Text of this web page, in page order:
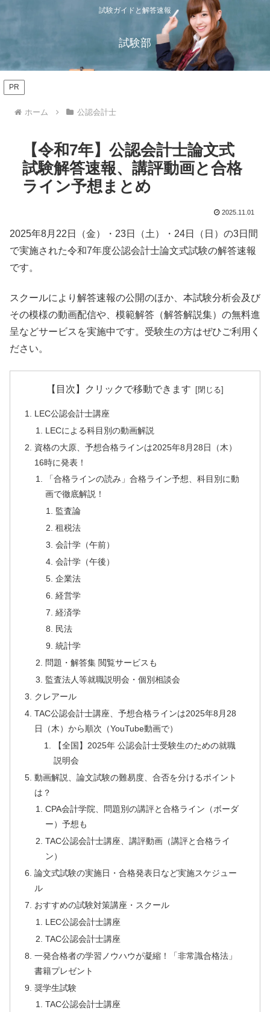
試験ガイドと解答速報
試験部
PR
ホーム 公認会計士
【令和7年】公認会計士論文式
試験解答速報、講評動画と合格
ライン予想まとめ
2025.11.01
2025年8月22日（金）・23日（土）・24日（日）の3日間
で実施された令和7年度公認会計士論文式試験の解答速報
です。
スクールにより解答速報の公開のほか、本試験分析会及び
その模様の動画配信や、模範解答（解答解説集）の無料進
呈などサービスを実施中です。受験生の方はぜひご利用く
ださい。
【目次】クリックで移動できます
LEC公認会計士講座
LECによる科目別の動画解説
資格の大原、予想合格ラインは2025年8月28日（木）
16時に発表！
「合格ラインの読み」合格ライン予想、科目別に動
画で徹底解説！
監査論
租税法
会計学（午前）
会計学（午後）
企業法
経営学
経済学
民法
統計学
問題・解答集 閲覧サービスも
監査法人等就職説明会・個別相談会
クレアール
TAC公認会計士講座、予想合格ラインは2025年8月28
日（木）から順次（YouTube動画で）
【全国】2025年 公認会計士受験生のための就職
説明会
動画解説、論文試験の難易度、合否を分けるポイント
は？
CPA会計学院、問題別の講評と合格ライン（ボーダ
ー）予想も
TAC公認会計士講座、講評動画（講評と合格ライ
ン）
論文式試験の実施日・合格発表日など実施スケジュー
ル
おすすめの試験対策講座・スクール
LEC公認会計士講座
TAC公認会計士講座
一発合格者の学習ノウハウが凝縮！「非常識合格法」
書籍プレゼント
奨学生試験
TAC公認会計士講座